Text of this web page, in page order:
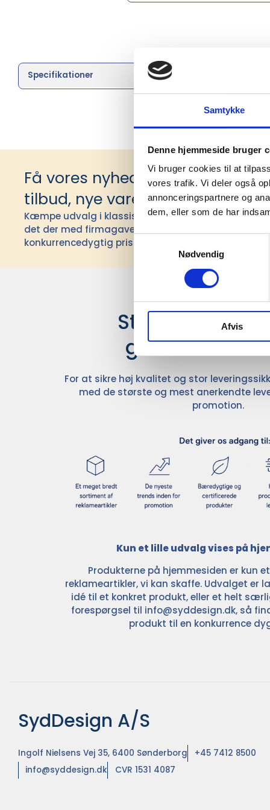
Samtykke
Denne hjemmeside bruger
Vi bruger cookies til at
vores trafik. Vi deler også
annonceringspartnere og
dem, eller som de har
Nødvendig
Afvis
Specifikationer
Få vores nyhedsbrev med
tilbud, nye varer og andet godt
Kæmpe udvalg i klassiske og nyskabende
det der med firmagaver, og har ydet god personlig
konkurrencedygtig pris siden 1991.
Stærke
giver større
For at sikre høj kvalitet og stor
med de største og mest anerkendte
promotion.
Kun et lille udvalg vises på
Produkterne på hjemmesiden er kun
reklameartikler, vi kan skaffe. Udvalget er
idé til et konkret produkt, eller et helt
forespørgsel til info@syddesign.dk, så
produkt til en konkurrence
SydDesign A/S
Ingolf Nielsens Vej 35, 6400 Sønderborg
+45 7412 8500
info@syddesign.dk
CVR 1531 4087